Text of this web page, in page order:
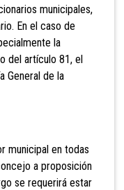
municipales,
rio. En el caso de
la
del artículo 81, el
General de la
municipal en todas
a proposición
se requerirá estar